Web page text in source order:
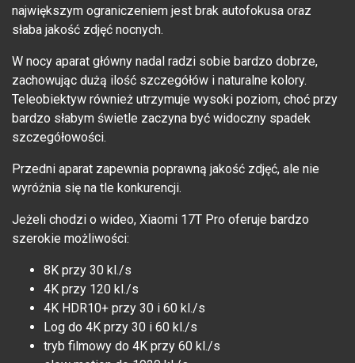
największym ograniczeniem jest brak autofokusa oraz
słaba jakość zdjęć nocnych.
W nocy aparat główny nadal radzi sobie bardzo dobrze,
zachowując dużą ilość szczegółów i naturalne kolory.
Teleobiektyw również utrzymuje wysoki poziom, choć przy
bardzo słabym świetle zaczyna być widoczny spadek
szczegółowości.
Przedni aparat zapewnia poprawną jakość zdjęć, ale nie
wyróżnia się na tle konkurencji.
Jeżeli chodzi o wideo, Xiaomi 17T Pro oferuje bardzo
szerokie możliwości:
8K przy 30 kl./s
4K przy 120 kl./s
4K HDR10+ przy 30 i 60 kl./s
Log do 4K przy 30 i 60 kl./s
tryb filmowy do 4K przy 60 kl./s